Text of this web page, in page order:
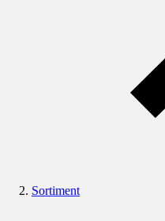
Sortiment